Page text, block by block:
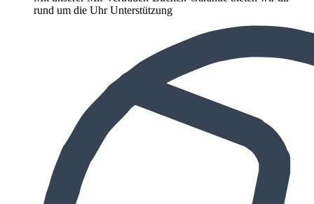
rund um die Uhr Unterstützung